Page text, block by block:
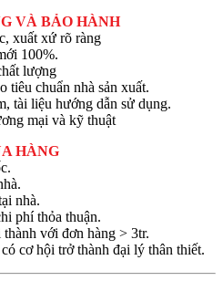
VÀ BẢO HÀNH
xuất xứ rõ ràng
100%.
lượng
tiêu chuẩn nhà sản xuất.
tài liệu hướng dẫn sử dụng.
mại và kỹ thuật
HÀNG
nhà.
phí thỏa thuận.
với đơn hàng > 3tr.
cơ hội trở thành đại lý thân thiết.